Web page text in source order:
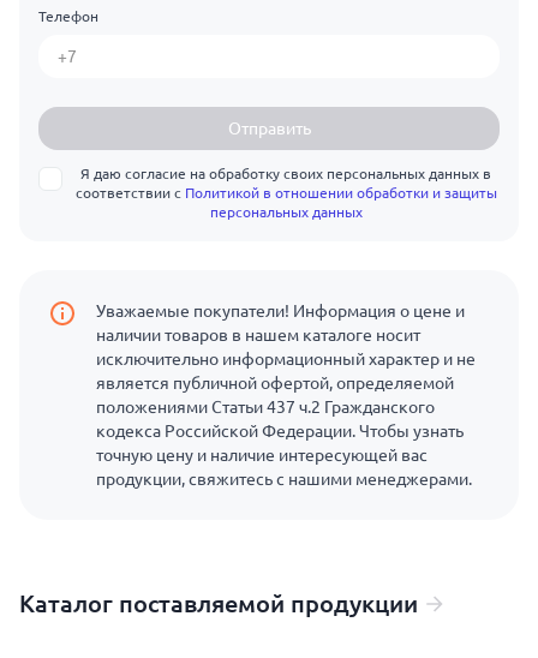
Телефон
Отправить
Я даю согласие на обработку своих персональных данных в
соответствии с Политикой в отношении обработки и защиты
персональных данных
Уважаемые покупатели! Информация о цене и
наличии товаров в нашем каталоге носит
исключительно информационный характер и не
является публичной офертой, определяемой
положениями Статьи 437 ч.2 Гражданского
кодекса Российской Федерации. Чтобы узнать
точную цену и наличие интересующей вас
продукции, свяжитесь с нашими менеджерами.
Каталог поставляемой продукции